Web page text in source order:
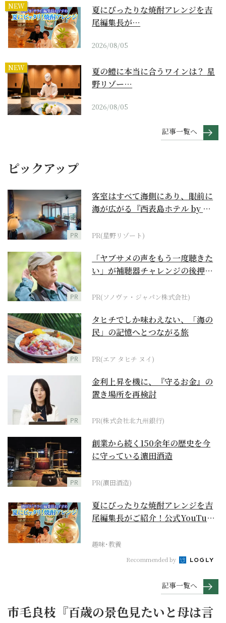
NEW
夏にぴったりな焼酎アレンジを吉
尾編集長が…
2026/08/05
NEW
夏の鱧に本当に合うワインは？ 星
野リゾー…
2026/08/05
記事一覧へ
ピックアップ
PR
客室はすべて海側にあり、眼前に
海が広がる『西表島ホテル by 星
PR(星野リゾート)
PR
「ヤブサメの声をもう一度聴きた
い」が補聴器チャレンジの後押し
PR(ソノヴァ・ジャパン株式会社)
PR
タヒチでしか味わえない、「海の
民」の記憶へとつながる旅
PR(エア タヒチ ヌイ)
PR
金利上昇を機に、『守るお金』の
置き場所を再検討
PR(株式会社北九州銀行)
PR
創業から続く150余年の歴史を今
に守っている濵田酒造
PR(濵田酒造)
夏にぴったりな焼酎アレンジを吉
尾編集長がご紹介！公式YouTube
趣味･教養
Recommended by
記事一覧へ
市毛良枝『百歳の景色見たいと母は言